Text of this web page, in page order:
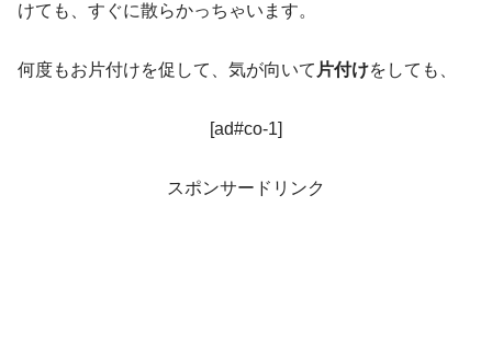
けても、すぐに散らかっちゃいます。
何度もお片付けを促して、気が向いて 片付けをしても、
[ad#co-1]
スポンサードリンク